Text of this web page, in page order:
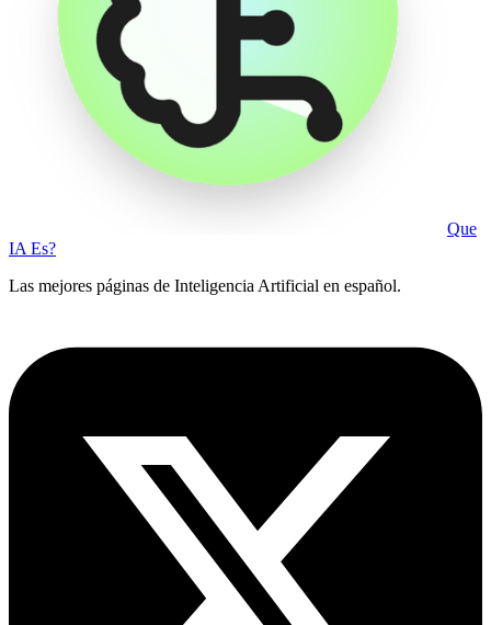
Que
IA Es?
Las mejores páginas de Inteligencia Artificial en español.